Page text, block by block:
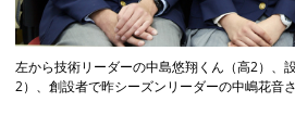
左から技術リーダーの中島悠翔くん（高2）、
2）、創設者で昨シーズンリーダーの中嶋花音